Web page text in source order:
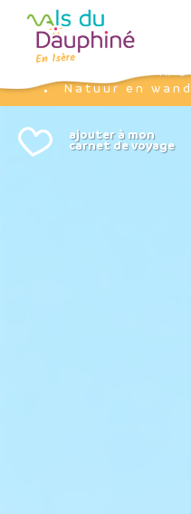
Ik
Natuur en
Cookies beheer paneel